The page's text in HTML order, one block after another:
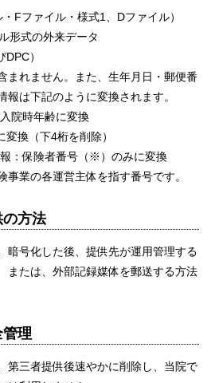
Fファイル・様式1、Dファイル）
形式の外来データ
）
まれません。また、生年月日・郵便番
報は下記のように変換されます。
院時年齢に変換
変換（下4桁を削除）
：保険者番号（※）のみに変換
業の各運営主体を指す番号です。
の方法
暗号化した後、提供先が運用管理する
たは、外部記録媒体を郵送する方法
理
第三者提供後速やかに削除し、当院で